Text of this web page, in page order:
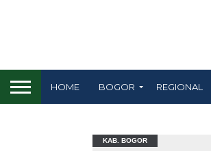
HOME BOGOR REGIONAL
KAB. BOGOR